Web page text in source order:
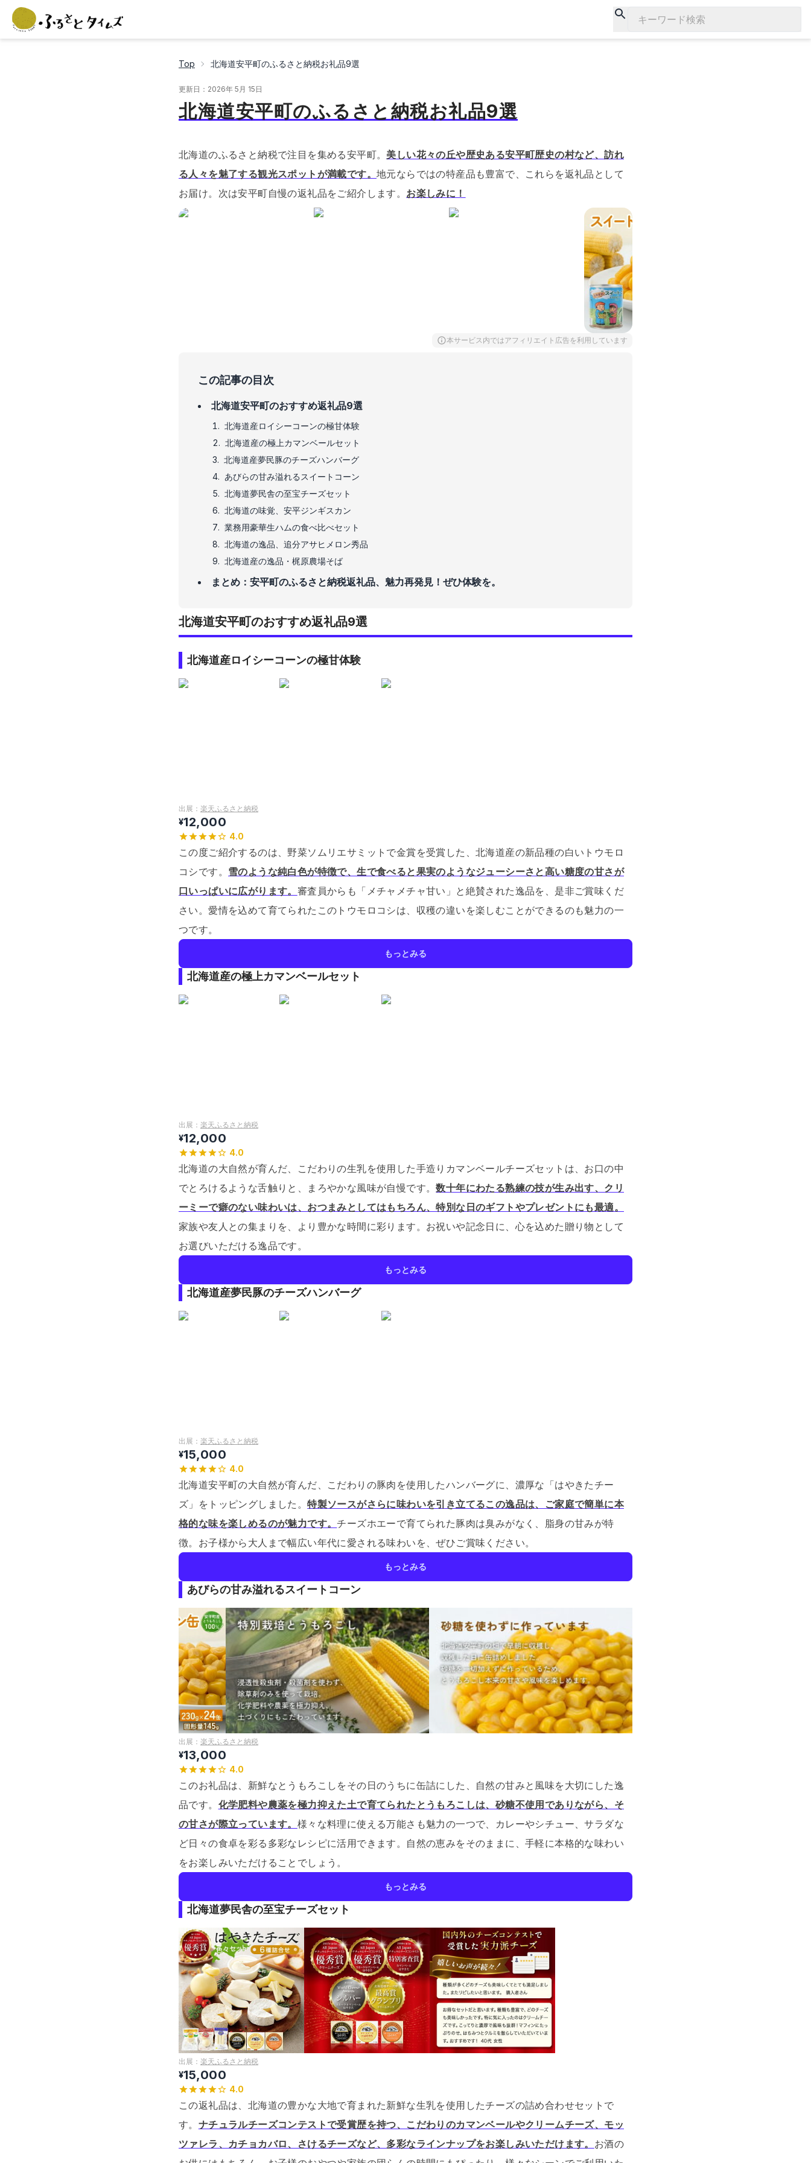
キーワード検索
Top 北海道安平町のふるさと納税お礼品9選
更新日： 2026年 5月 15日
北海道安平町のふるさと納税お礼品9選
北海道のふるさと納税で注目を集める安平町。 美しい花々の丘や歴史ある安平町歴史の村など、訪れ
る人々を魅了する観光スポットが満載です。 地元ならではの特産品も豊富で、これらを返礼品として
お届け。 次は安平町自慢の返礼品をご紹介します。 お楽しみに！
本サービス内ではアフィリエイト広告を利用しています
この記事の目次
北海道安平町のおすすめ返礼品9選
北海道産ロイシーコーンの極甘体験
北海道産の極上カマンベールセット
北海道産夢民豚のチーズハンバーグ
あびらの甘み溢れるスイートコーン
北海道夢民舎の至宝チーズセット
北海道の味覚、安平ジンギスカン
業務用豪華生ハムの食べ比べセット
北海道の逸品、追分アサヒメロン秀品
北海道産の逸品・梶原農場そば
まとめ：安平町のふるさと納税返礼品、魅力再発見！ぜひ体験を。
北海道安平町のおすすめ返礼品9選
北海道産ロイシーコーンの極甘体験
出展： 楽天ふるさと納税
¥12,000
4.0
この度ご紹介するのは、野菜ソムリエサミットで金賞を受賞した、北海道産の新品種の白いトウモロ
コシです。 雪のような純白色が特徴で、生で食べると果実のようなジューシーさと高い糖度の甘さが
口いっぱいに広がります。 審査員からも「メチャメチャ甘い」と絶賛された逸品を、是非ご賞味くだ
さい。愛情を込めて育てられたこのトウモロコシは、収穫の違いを楽しむことができるのも魅力の一
つです。
もっとみる
北海道産の極上カマンベールセット
出展： 楽天ふるさと納税
¥12,000
4.0
北海道の大自然が育んだ、こだわりの生乳を使用した手造りカマンベールチーズセットは、お口の中
でとろけるような舌触りと、まろやかな風味が自慢です。数十年にわたる熟練の技が生み出す、クリ
ーミーで癖のない味わいは、おつまみとしてはもちろん、特別な日のギフトやプレゼントにも最適。
家族や友人との集まりを、より豊かな時間に彩ります。 お祝いや記念日に、心を込めた贈り物として
お選びいただける逸品です。
もっとみる
北海道産夢民豚のチーズハンバーグ
出展： 楽天ふるさと納税
¥15,000
4.0
北海道安平町の大自然が育んだ、こだわりの豚肉を使用したハンバーグに、濃厚な「はやきたチー
ズ」をトッピングしました。特製ソースがさらに味わいを引き立てるこの逸品は、ご家庭で簡単に本
格的な味を楽しめるのが魅力です。チーズホエーで育てられた豚肉は臭みがなく、脂身の甘みが特
徴。 お子様から大人まで幅広い年代に愛される味わいを、ぜひご賞味ください。
もっとみる
あびらの甘み溢れるスイートコーン
出展： 楽天ふるさと納税
¥13,000
4.0
このお礼品は、新鮮なとうもろこしをその日のうちに缶詰にした、自然の甘みと風味を大切にした逸
品です。 化学肥料や農薬を極力抑えた土で育てられたとうもろこしは、砂糖不使用でありながら、そ
の甘さが際立っています。 様々な料理に使える万能さも魅力の一つで、カレーやシチュー、サラダな
ど日々の食卓を彩る多彩なレシピに活用できます。 自然の恵みをそのままに、手軽に本格的な味わい
をお楽しみいただけることでしょう。
もっとみる
北海道夢民舎の至宝チーズセット
出展： 楽天ふるさと納税
¥15,000
4.0
この返礼品は、北海道の豊かな大地で育まれた新鮮な生乳を使用したチーズの詰め合わせセットで
す。 ナチュラルチーズコンテストで受賞歴を持つ、こだわりのカマンベールやクリームチーズ、モッ
ツァレラ、カチョカバロ、さけるチーズなど、多彩なラインナップをお楽しみいただけます。 お酒の